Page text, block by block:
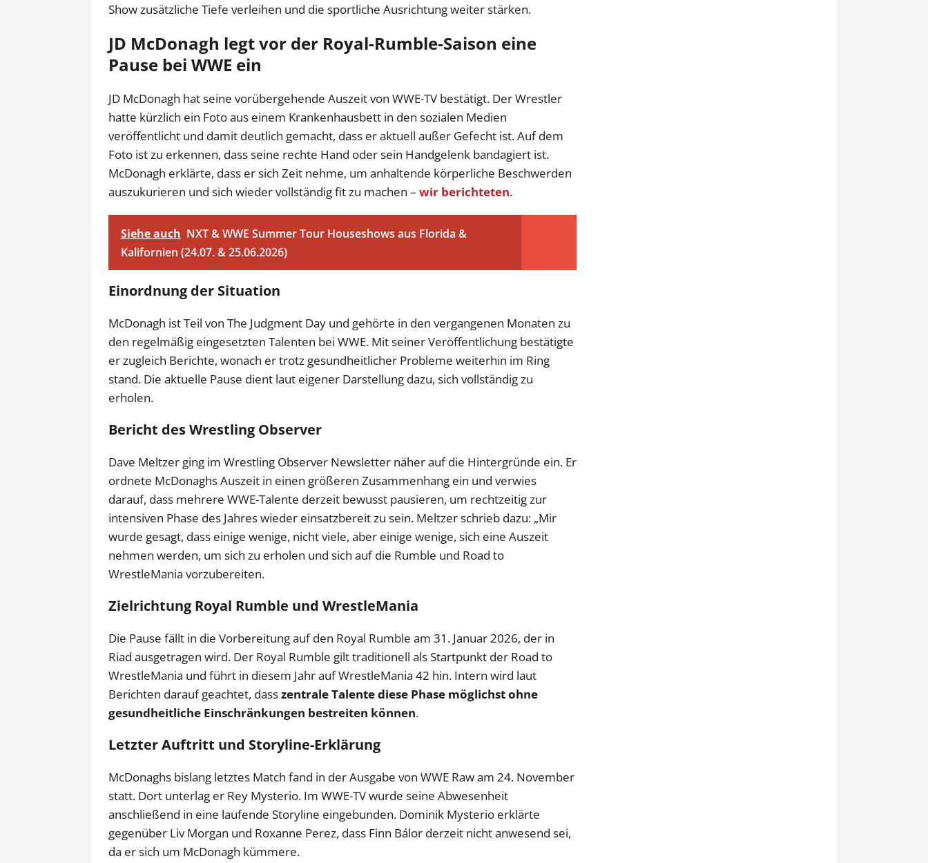
Show zusätzliche Tiefe verleihen und die sportliche Ausrichtung weiter stärken.
JD McDonagh legt vor der Royal-Rumble-Saison eine
Pause bei WWE ein
JD McDonagh hat seine vorübergehende Auszeit von WWE-TV bestätigt. Der Wrestler
hatte kürzlich ein Foto aus einem Krankenhausbett in den sozialen Medien
veröffentlicht und damit deutlich gemacht, dass er aktuell außer Gefecht ist. Auf dem
Foto ist zu erkennen, dass seine rechte Hand oder sein Handgelenk bandagiert ist.
McDonagh erklärte, dass er sich Zeit nehme, um anhaltende körperliche Beschwerden
auszukurieren und sich wieder vollständig fit zu machen – wir berichteten.
Siehe auch NXT & WWE Summer Tour Houseshows aus Florida &
Kalifornien (24.07. & 25.06.2026)
Einordnung der Situation
McDonagh ist Teil von The Judgment Day und gehörte in den vergangenen Monaten zu
den regelmäßig eingesetzten Talenten bei WWE. Mit seiner Veröffentlichung bestätigte
er zugleich Berichte, wonach er trotz gesundheitlicher Probleme weiterhin im Ring
stand. Die aktuelle Pause dient laut eigener Darstellung dazu, sich vollständig zu
erholen.
Bericht des Wrestling Observer
Dave Meltzer ging im Wrestling Observer Newsletter näher auf die Hintergründe ein. Er
ordnete McDonaghs Auszeit in einen größeren Zusammenhang ein und verwies
darauf, dass mehrere WWE-Talente derzeit bewusst pausieren, um rechtzeitig zur
intensiven Phase des Jahres wieder einsatzbereit zu sein. Meltzer schrieb dazu: „Mir
wurde gesagt, dass einige wenige, nicht viele, aber einige wenige, sich eine Auszeit
nehmen werden, um sich zu erholen und sich auf die Rumble und Road to
WrestleMania vorzubereiten.
Zielrichtung Royal Rumble und WrestleMania
Die Pause fällt in die Vorbereitung auf den Royal Rumble am 31. Januar 2026, der in
Riad ausgetragen wird. Der Royal Rumble gilt traditionell als Startpunkt der Road to
WrestleMania und führt in diesem Jahr auf WrestleMania 42 hin. Intern wird laut
Berichten darauf geachtet, dasszentrale Talente diese Phase möglichst ohne
gesundheitliche Einschränkungen bestreiten können.
Letzter Auftritt und Storyline-Erklärung
McDonaghs bislang letztes Match fand in der Ausgabe von WWE Raw am 24. November
statt. Dort unterlag er Rey Mysterio. Im WWE-TV wurde seine Abwesenheit
anschließend in eine laufende Storyline eingebunden. Dominik Mysterio erklärte
gegenüber Liv Morgan und Roxanne Perez, dass Finn Bálor derzeit nicht anwesend sei,
da er sich um McDonagh kümmere.